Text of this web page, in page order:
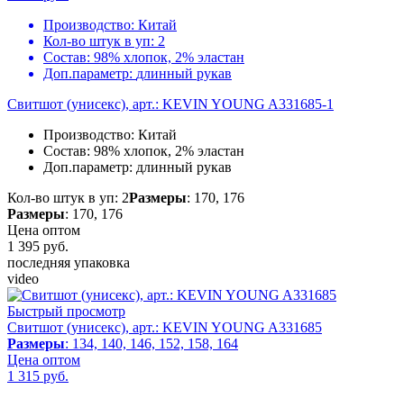
Производство: Китай
Кол-во штук в уп: 2
Состав: 98% хлопок, 2% эластан
Доп.параметр: длинный рукав
Свитшот (унисекс), арт.: KEVIN YOUNG A331685-1
Производство: Китай
Состав: 98% хлопок, 2% эластан
Доп.параметр: длинный рукав
Кол-во штук в уп: 2Размеры: 170, 176
Размеры: 170, 176
Цена оптом
1 395 руб.
последняя упаковка
video
Быстрый просмотр
Свитшот (унисекс), арт.: KEVIN YOUNG A331685
Размеры: 134, 140, 146, 152, 158, 164
Цена оптом
1 315 руб.